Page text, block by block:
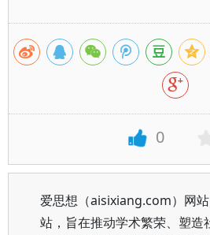
0
爱思想（aisixiang.com）网
站，旨在推动学术繁荣、塑造